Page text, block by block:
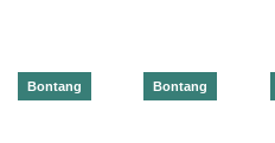
Bontang Bontang